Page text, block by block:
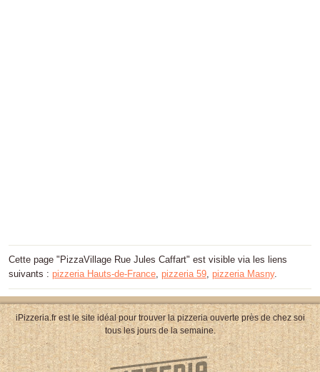
Cette page "PizzaVillage Rue Jules Caffart" est visible via les liens
suivants : pizzeria Hauts-de-France pizzeria 59 pizzeria Masny.
iPizzeria.fr est le site idéal pour trouver la pizzeria ouverte près de chez soi
tous les jours de la semaine.